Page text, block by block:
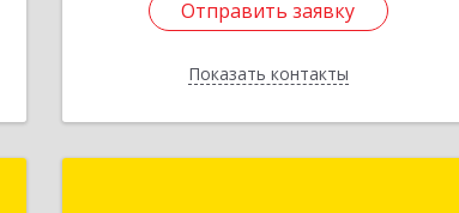
Отправить заявку
Показать контакты
Отправить заявку
Назад